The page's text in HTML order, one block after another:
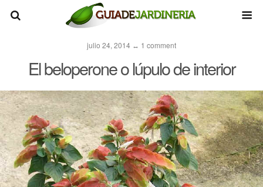
julio 24, 2014 ↔ 1 comment
El beloperone o lúpulo de interior